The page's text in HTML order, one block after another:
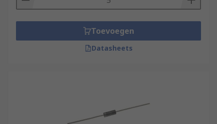
Toevoegen
Datasheets